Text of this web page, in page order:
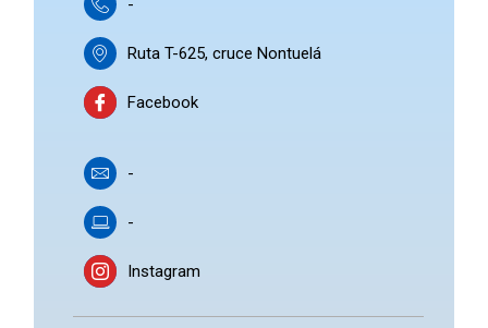
-
Ruta T-625, cruce Nontuelá
Facebook
-
-
Instagram